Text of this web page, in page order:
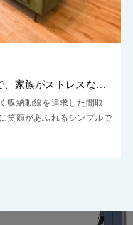
収納動線を追求した間取
笑顔があふれるシンプルで